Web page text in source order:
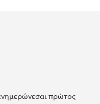
πρώτος